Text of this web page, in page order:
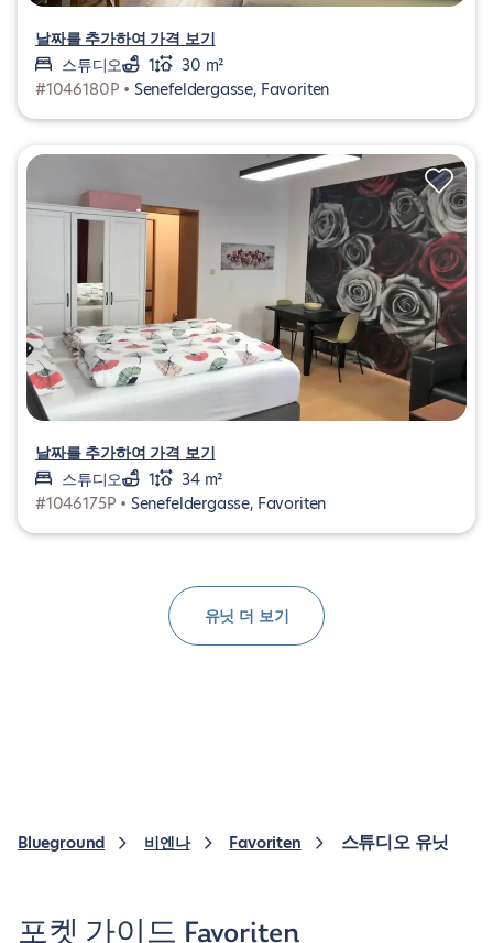
날짜를 추가하여 가격 보기
스튜디오
1
30 m²
#1046180P • Senefeldergasse, Favoriten
날짜를 추가하여 가격 보기
스튜디오
1
34 m²
#1046175P • Senefeldergasse, Favoriten
유닛 더 보기
Blueground 비엔나 Favoriten 스튜디오 유닛
포켓 가이드 Favoriten